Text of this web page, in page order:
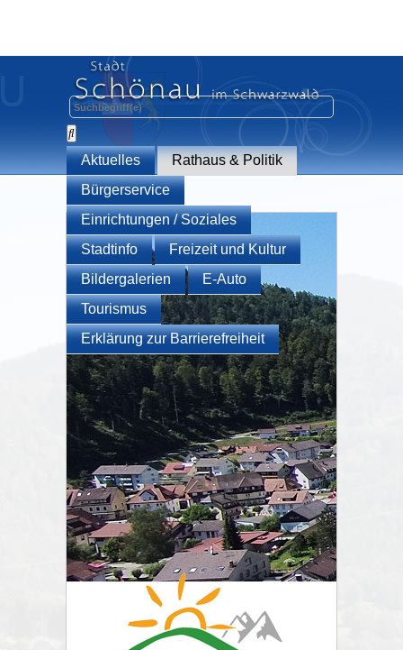
Aktuelles
Rathaus & Politik
Bürgerservice
Einrichtungen / Soziales
Stadtinfo
Freizeit und Kultur
Bildergalerien
E-Auto
Tourismus
Erklärung zur Barrierefreiheit